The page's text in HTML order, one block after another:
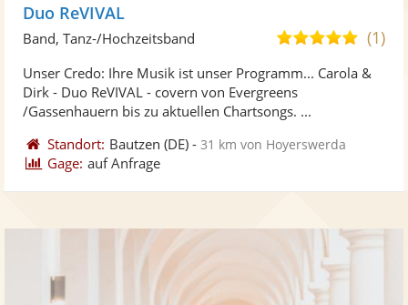
Duo ReVIVAL
4,8
5
(1)
Band, Tanz-/Hochzeitsband
Unser Credo: Ihre Musik ist unser Programm... Carola &
Dirk - Duo ReVIVAL - covern von Evergreens
/Gassenhauern bis zu aktuellen Chartsongs. ...
Standort: Bautzen (DE) -31 km von Hoyerswerda
Gage: auf Anfrage